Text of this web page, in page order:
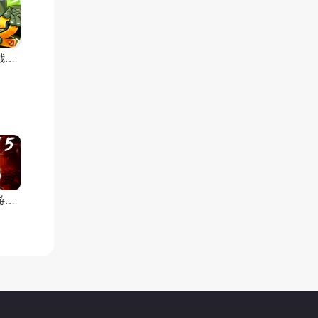
植物大战僵尸2(辅助菜单)
波比的游戏时间第五章(辅助菜单)